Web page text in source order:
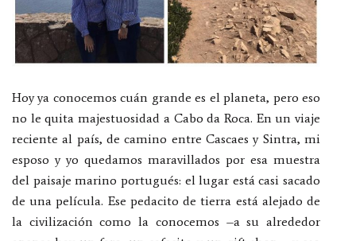
Hoy ya conocemos cuán grande es el planeta, pero eso
no le quita majestuosidad a Cabo da Roca. En un viaje
reciente al país, de camino entre Cascaes y Sintra, mi
esposo y yo quedamos maravillados por esa muestra
del paisaje marino portugués: el lugar está casi sacado
de una película. Ese pedacito de tierra está alejado de
la civilización como la conocemos –a su alrededor